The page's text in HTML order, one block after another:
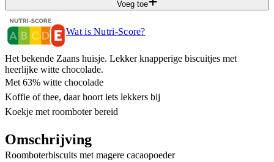
Voeg toe
Wat is Nutri-Score?
Het bekende Zaans huisje. Lekker knapperige biscuitjes met
heerlijke witte chocolade.
Met 63% witte chocolade
Koffie of thee, daar hoort iets lekkers bij
Koekje met roomboter bereid
Omschrijving
Roomboterbiscuits met magere cacaopoeder